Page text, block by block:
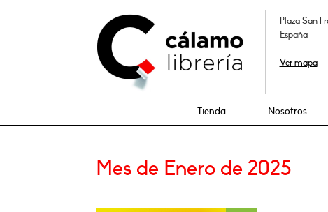
Plaza San
España
Ver mapa
Tienda Nosotros
Mes de Enero de 2025